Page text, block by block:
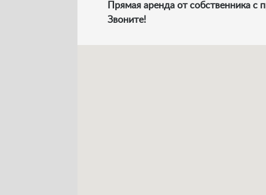
Прямая аренда от собственника
Звоните!